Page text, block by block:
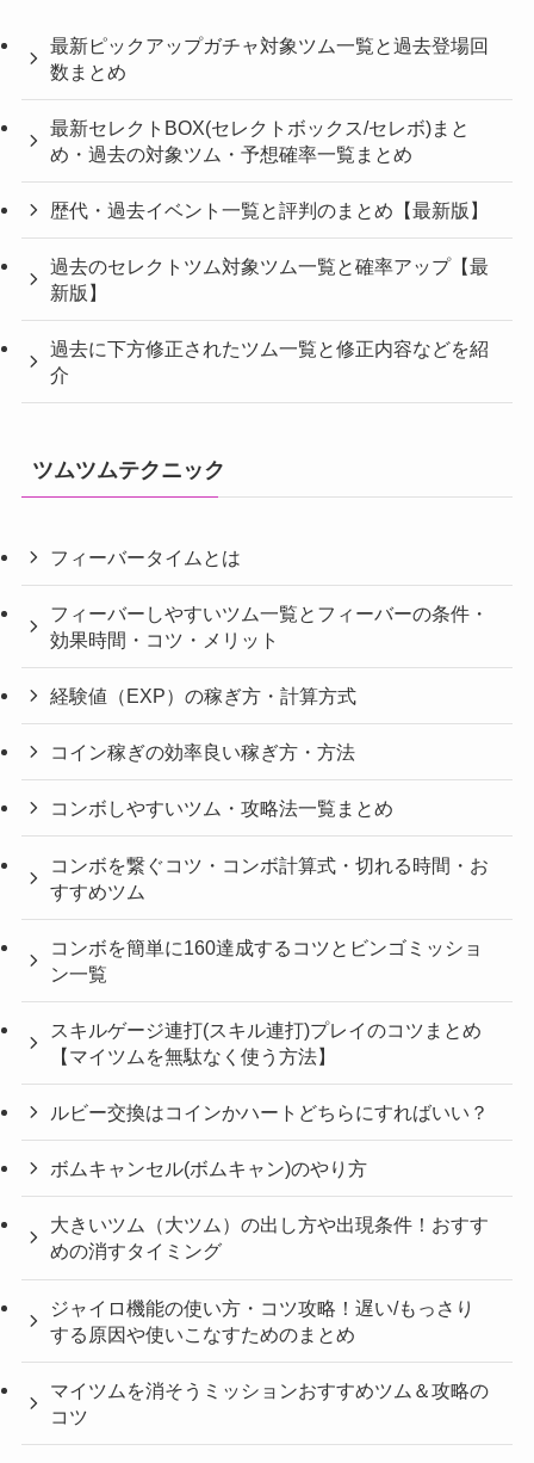
最新ピックアップガチャ対象ツム一覧と過去登場回
数まとめ
最新セレクトBOX(セレクトボックス/セレボ)まと
め・過去の対象ツム・予想確率一覧まとめ
歴代・過去イベント一覧と評判のまとめ【最新版】
過去のセレクトツム対象ツム一覧と確率アップ【最
新版】
過去に下方修正されたツム一覧と修正内容などを紹
介
ツムツムテクニック
フィーバータイムとは
フィーバーしやすいツム一覧とフィーバーの条件・
効果時間・コツ・メリット
経験値（EXP）の稼ぎ方・計算方式
コイン稼ぎの効率良い稼ぎ方・方法
コンボしやすいツム・攻略法一覧まとめ
コンボを繋ぐコツ・コンボ計算式・切れる時間・お
すすめツム
コンボを簡単に160達成するコツとビンゴミッショ
ン一覧
スキルゲージ連打(スキル連打)プレイのコツまとめ
【マイツムを無駄なく使う方法】
ルビー交換はコインかハートどちらにすればいい？
ボムキャンセル(ボムキャン)のやり方
大きいツム（大ツム）の出し方や出現条件！おすす
めの消すタイミング
ジャイロ機能の使い方・コツ攻略！遅い/もっさり
する原因や使いこなすためのまとめ
マイツムを消そうミッションおすすめツム＆攻略の
コツ